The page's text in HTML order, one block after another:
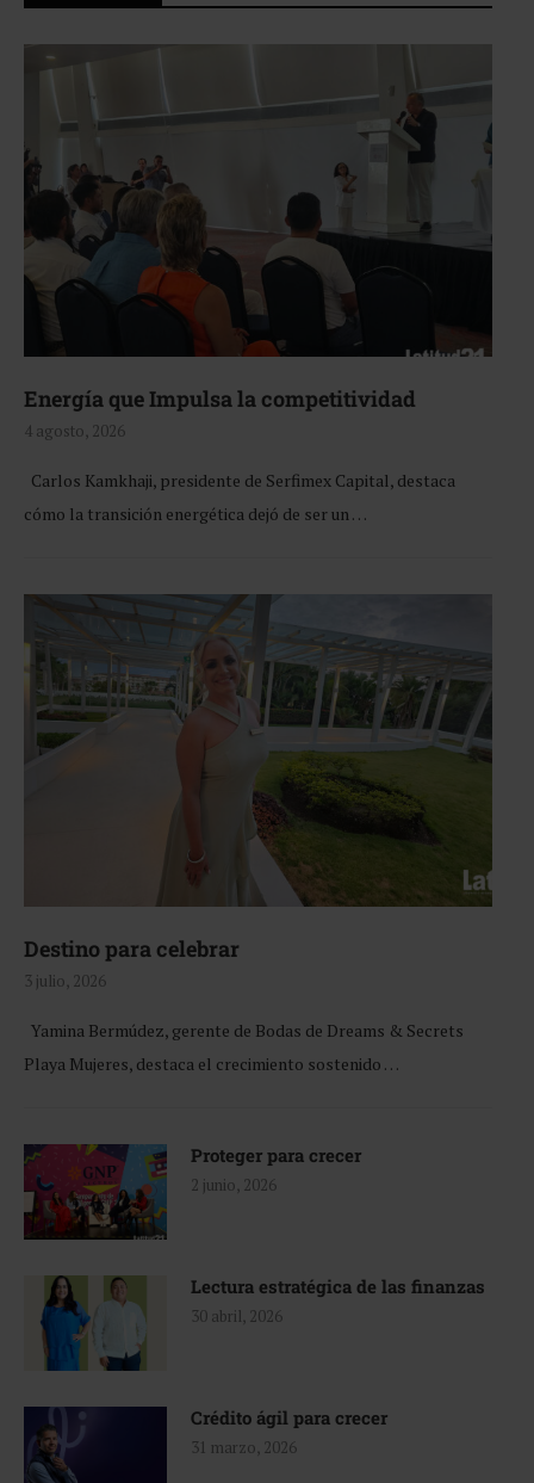
Energía que Impulsa la competitividad
4 agosto, 2026
Carlos Kamkhaji, presidente de Serfimex Capital, destaca
cómo la transición energética dejó de ser un …
Destino para celebrar
3 julio, 2026
Yamina Bermúdez, gerente de Bodas de Dreams & Secrets
Playa Mujeres, destaca el crecimiento sostenido …
Proteger para crecer
2 junio, 2026
Lectura estratégica de las finanzas
30 abril, 2026
Crédito ágil para crecer
31 marzo, 2026